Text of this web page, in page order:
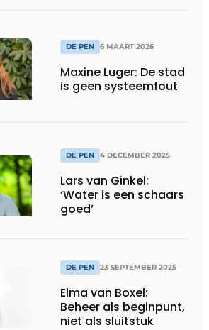
DE PEN 6 MAART 2026
Maxine Luger: De stad
is geen systeemfout
DE PEN 4 DECEMBER 2025
Lars van Ginkel:
‘Water is een schaars
goed’
DE PEN 23 SEPTEMBER 2025
Elma van Boxel:
Beheer als beginpunt,
niet als sluitstuk